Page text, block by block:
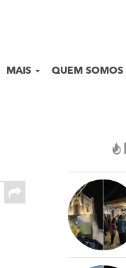
MAIS QUEM SOMOS